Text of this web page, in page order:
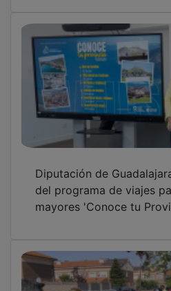
del programa de viajes
mayores 'Conoce tu